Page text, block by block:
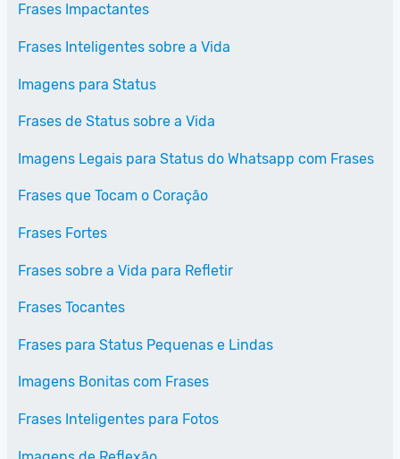
Frases Impactantes
Frases Inteligentes sobre a Vida
Imagens para Status
Frases de Status sobre a Vida
Imagens Legais para Status do Whatsapp com Frases
Frases que Tocam o Coração
Frases Fortes
Frases sobre a Vida para Refletir
Frases Tocantes
Frases para Status Pequenas e Lindas
Imagens Bonitas com Frases
Frases Inteligentes para Fotos